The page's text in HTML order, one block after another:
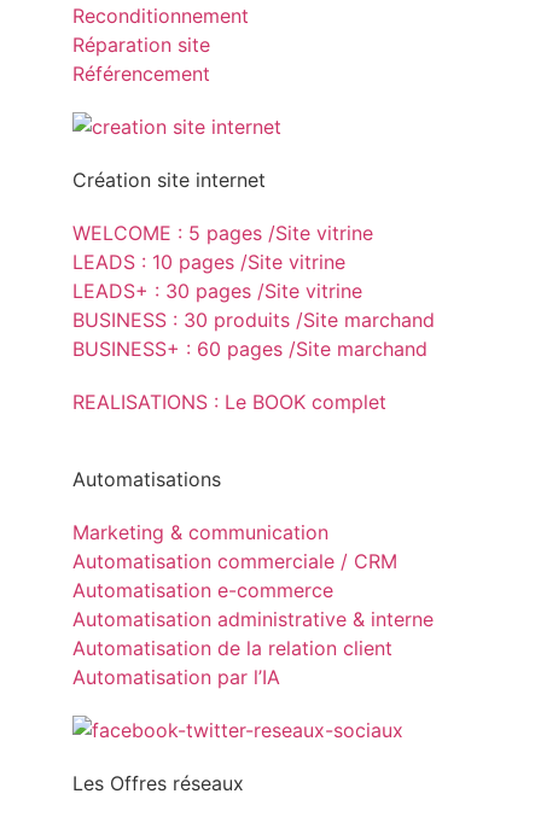
Reconditionnement
Réparation site
Référencement
Création site internet
WELCOME : 5 pages /Site vitrine
LEADS : 10 pages /Site vitrine
LEADS+ : 30 pages /Site vitrine
BUSINESS : 30 produits /Site marchand
BUSINESS+ : 60 pages /Site marchand
REALISATIONS : Le BOOK complet
Automatisations
Marketing & communication
Automatisation commerciale / CRM
Automatisation e-commerce
Automatisation administrative & interne
Automatisation de la relation client
Automatisation par l’IA
Les Offres réseaux